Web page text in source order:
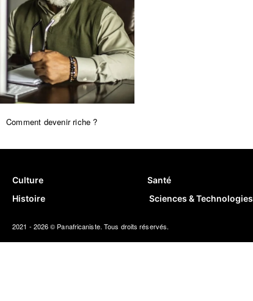
Comment devenir riche ?
Culture Santé
Histoire
Sciences & Technologies
2021 - 2026 © Panafricaniste. Tous droits réservés.